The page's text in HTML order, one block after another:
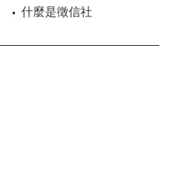
什麼是徵信社